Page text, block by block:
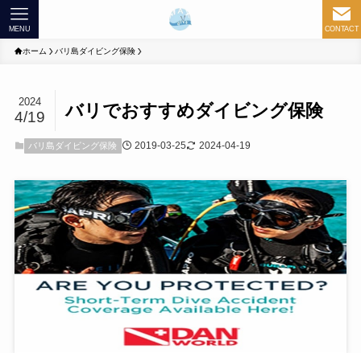
CONTACT
MENU
ホーム バリ島ダイビング保険
バリでおすすめダイビング保険
2024
4/19
バリ島ダイビング保険 2019-03-25 2024-04-19